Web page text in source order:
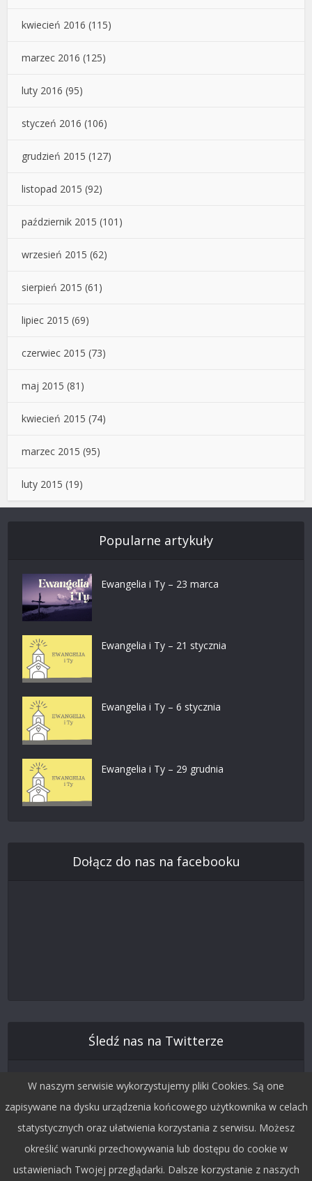
kwiecień 2016 (115)
marzec 2016 (125)
luty 2016 (95)
styczeń 2016 (106)
grudzień 2015 (127)
listopad 2015 (92)
październik 2015 (101)
wrzesień 2015 (62)
sierpień 2015 (61)
lipiec 2015 (69)
czerwiec 2015 (73)
maj 2015 (81)
kwiecień 2015 (74)
marzec 2015 (95)
luty 2015 (19)
Popularne artykuły
Ewangelia i Ty – 23 marca
Ewangelia i Ty – 21 stycznia
Ewangelia i Ty – 6 stycznia
Ewangelia i Ty – 29 grudnia
Dołącz do nas na facebooku
Śledź nas na Twitterze
W naszym serwisie wykorzystujemy pliki Cookies. Są one
zapisywane na dysku urządzenia końcowego użytkownika w celach
statystycznych oraz ułatwienia korzystania z serwisu. Możesz
określić warunki przechowywania lub dostępu do cookie w
ustawieniach Twojej przeglądarki. Dalsze korzystanie z naszych